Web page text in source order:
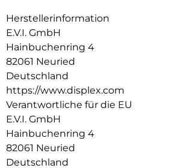
Schmutz und sorgt für eine dauerhaft
brillante, unverfälschte Aufnahmen.
der transparente Acrylglasring elegant
ein – unabhängig von der Gehäusefarbe.
Dank der Quick Mount Technologie
werkzeuglos und präzise aufsetzen – in
rückstandsfrei entfernbar. Die Passform
Kaneralinsen abgestimmt und case-
Hüllen.
Vorteile auf einen Blick:
10H gehärtetes Echtglas – ultradünn &
Premium DLC-Beschichtung für extra
Herstellerinformation
E.V.I. GmbH
Hainbuchenring 4
82061 Neuried
Deutschland
https://www.displex.com
Verantwortliche für die EU
E.V.I. GmbH
Hainbuchenring 4
82061 Neuried
Deutschland